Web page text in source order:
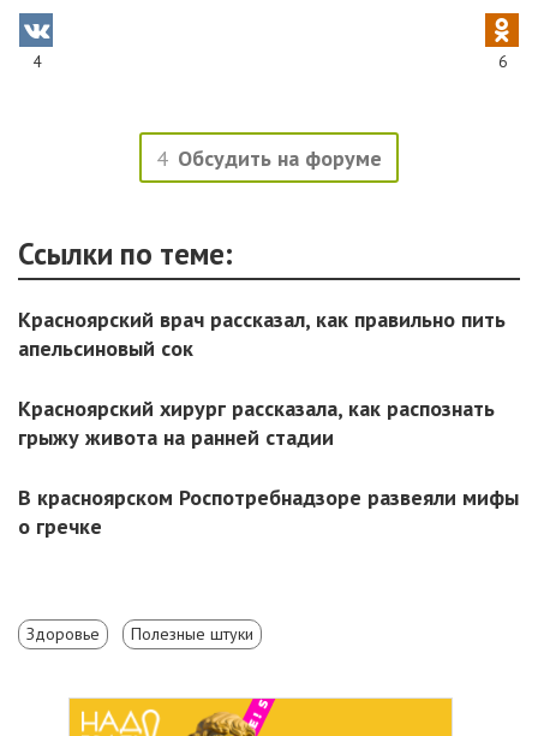
4 6
4 Обсудить на форуме
Ссылки по теме:
Красноярский врач рассказал, как правильно пить
апельсиновый сок
Красноярский хирург рассказала, как распознать
грыжу живота на ранней стадии
В красноярском Роспотребнадзоре развеяли мифы
о гречке
Здоровье Полезные штуки